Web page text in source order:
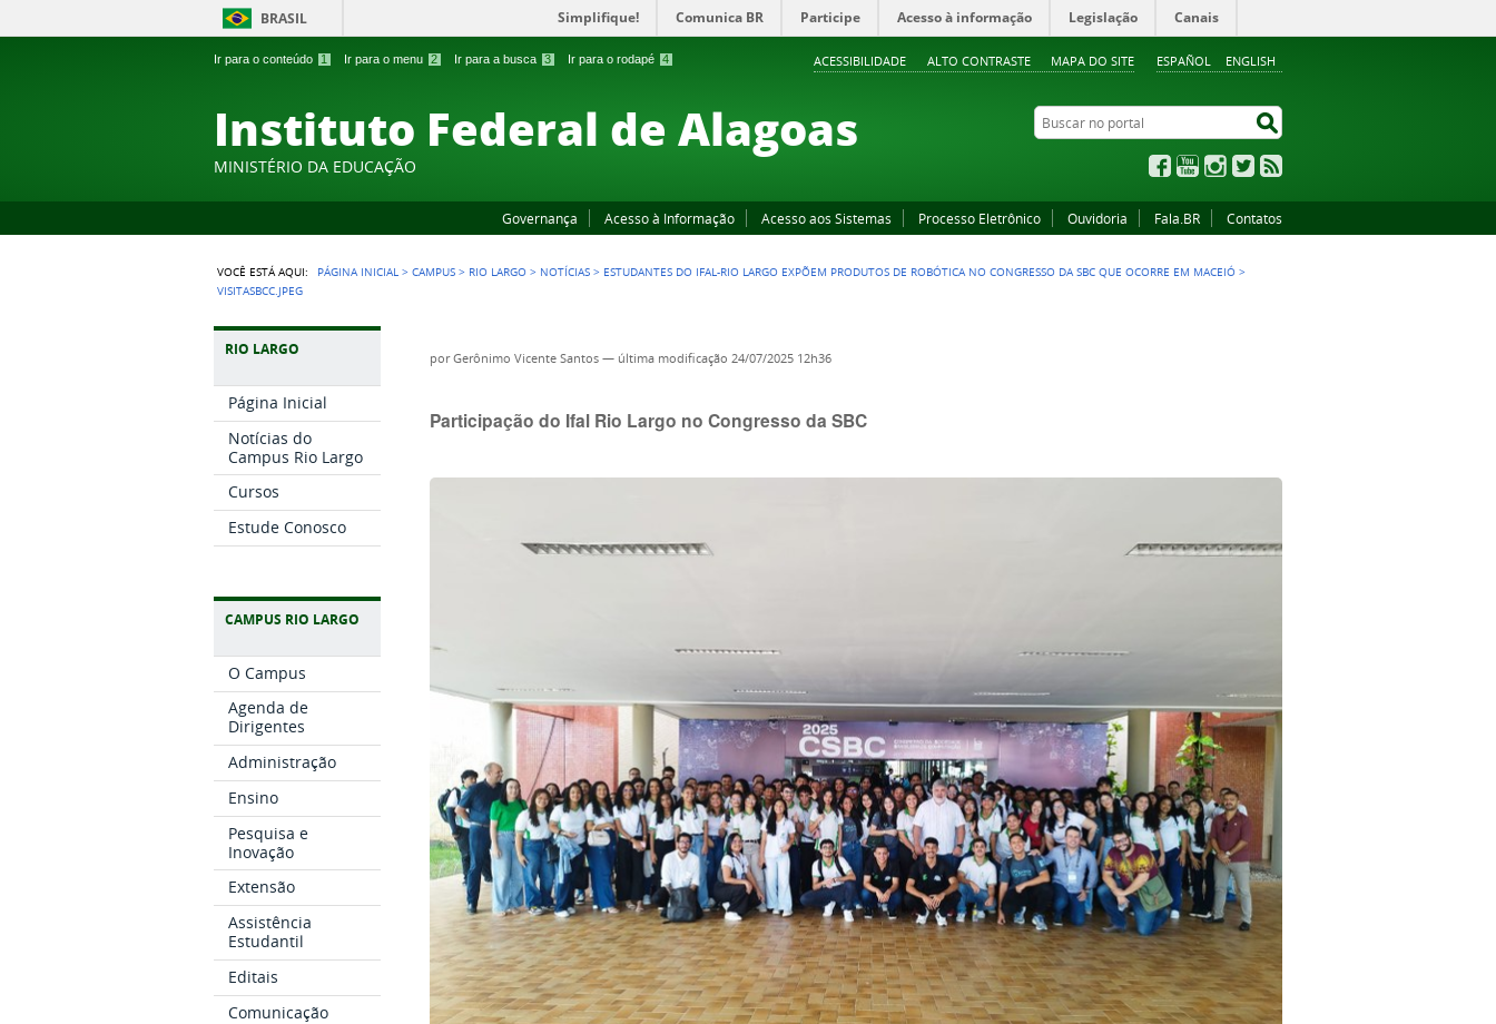
Ir para o conteúdo 1 Ir para o menu 2 Ir para a busca 3 Ir para o rodapé 4 ESPAÑOL ENGLISH
ACESSIBILIDADE ALTO CONTRASTE MAPA DO SITE
BRASIL Simplifique! Comunica BR Participe Acesso à informação Legislação Canais
Instituto Federal de Alagoas
MINISTÉRIO DA EDUCAÇÃO
Buscar no portal
FacebookYouTubeInstagram
Twitter
Governança Acesso à Informação Acesso aos Sistemas Processo Eletrônico Ouvidoria Fala.BR Contatos
VOCÊ ESTÁ AQUI: PÁGINA INICIAL >CAMPUS > RIO LARGO > NOTÍCIAS > ESTUDANTES DO IFAL-RIO LARGO EXPÕEM PRODUTOS DE ROBÓTICA NO CONGRESSO DA SBC QUE OCORRE EM MACEIÓ >
VISITASBCC.JPEG
RIO LARGO
Página Inicial
Notícias do
Campus Rio Largo
Cursos
Estude Conosco
CAMPUS RIO LARGO
O Campus
Agenda de
Dirigentes
Administração
Ensino
Pesquisa e
Inovação
Extensão
Assistência
Estudantil
Editais
Comunicação
porGerônimo Vicente Santos — última modificação 24/07/2025 12h36
Participação do Ifal Rio Largo no Congresso da SBC